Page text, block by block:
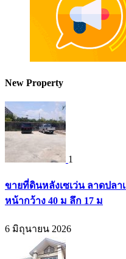
New Property
1
ขายที่ดินหลังเซเว่น ลาดปลา
หน้ากว้าง 40 ม ลึก 17 ม
6 มิถุนายน 2026